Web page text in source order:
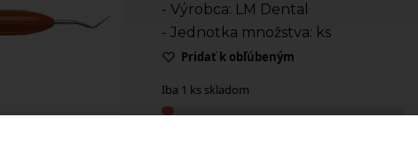
- Výrobca: LM Dental
- Jednotka množstva: ks
Pridať k obľúbeným
Iba 1 ks skladom